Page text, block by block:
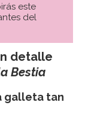
este
del
detalle
Bestia
galleta tan